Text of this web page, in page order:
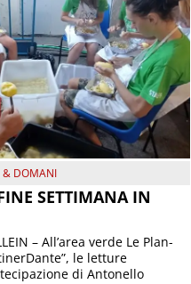
& DOMANI
SETTIMANA IN
– All’area verde Le Plan-
le letture
di Antonello